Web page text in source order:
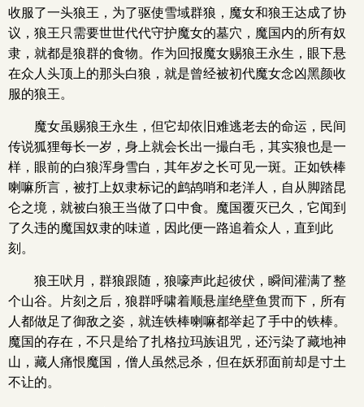
收服了一头狼王，为了驱使雪域群狼，魔女和狼王达成了协
议，狼王只需要世世代代守护魔女的墓穴，魔国内的所有奴
隶，就都是狼群的食物。作为回报魔女赐狼王永生，眼下悬
在众人头顶上的那头白狼，就是曾经被初代魔女念凶黑颜收
服的狼王。
魔女虽赐狼王永生，但它却依旧难逃老去的命运，民间
传说狐狸每长一岁，身上就会长出一撮白毛，其实狼也是一
样，眼前的白狼浑身雪白，其年岁之长可见一斑。正如铁棒
喇嘛所言，被打上奴隶标记的鹧鸪哨和老洋人，自从脚踏昆
仑之境，就被白狼王当做了口中食。魔国覆灭已久，它闻到
了久违的魔国奴隶的味道，因此便一路追着众人，直到此
刻。
狼王吠月，群狼跟随，狼嚎声此起彼伏，瞬间灌满了整
个山谷。片刻之后，狼群呼啸着顺悬崖绝壁鱼贯而下，所有
人都做足了御敌之姿，就连铁棒喇嘛都举起了手中的铁棒。
魔国的存在，不只是给了扎格拉玛族诅咒，还污染了藏地神
山，藏人痛恨魔国，僧人虽然忌杀，但在妖邪面前却是寸土
不让的。